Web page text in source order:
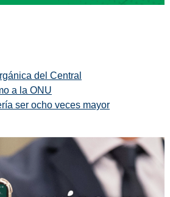
del Central
a la ONU
ser ocho veces mayor